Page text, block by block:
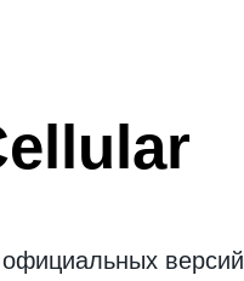
версий